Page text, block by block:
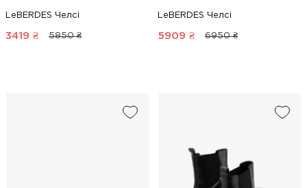
LeBERDES Челсі
3419 ₴ 5850 ₴
LeBERDES Челсі
5909 ₴ 6950 ₴